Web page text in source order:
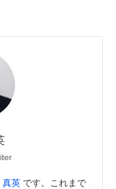
真英です。これまで